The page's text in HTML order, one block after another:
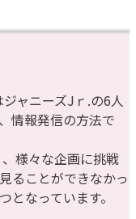
ャニーズJｒ.の6人
情報発信の方法で
様々な企画に挑戦
ることができなかっ
となっています。